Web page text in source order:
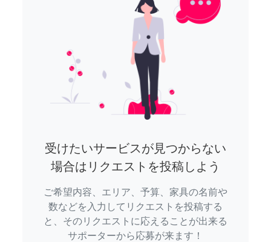
受けたいサービスが見つからない
場合はリクエストを投稿しよう
ご希望内容、エリア、予算、家具の名前や
数などを入力してリクエストを投稿する
と、そのリクエストに応えることが出来る
サポーターから応募が来ます！